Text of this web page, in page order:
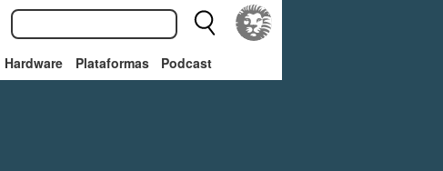
Hardware Plataformas Podcast